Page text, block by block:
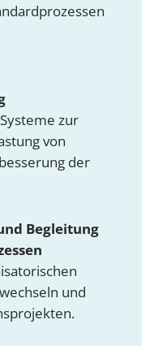
zur
von
der
Begleitung
und